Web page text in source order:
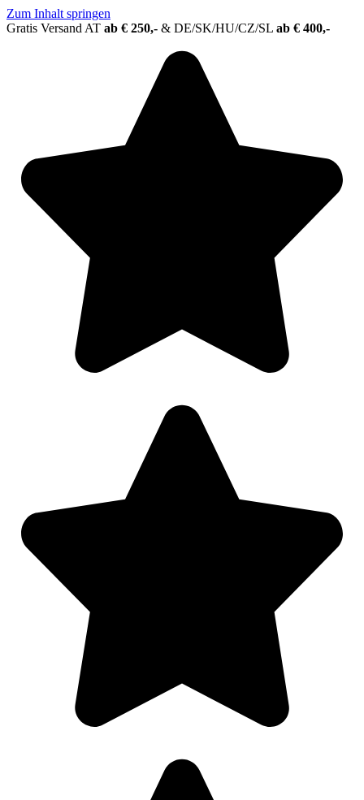
Zum Inhalt springen
Gratis Versand AT ab € 250,- & DE/SK/HU/CZ/SL ab € 400,-